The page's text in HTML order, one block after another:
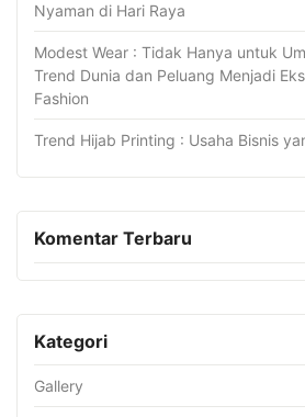
Nyaman di Hari Raya
Modest Wear : Tidak Hanya untuk
Trend Dunia dan Peluang Menjadi
Fashion
Trend Hijab Printing : Usaha Bisnis
Komentar Terbaru
Kategori
Gallery